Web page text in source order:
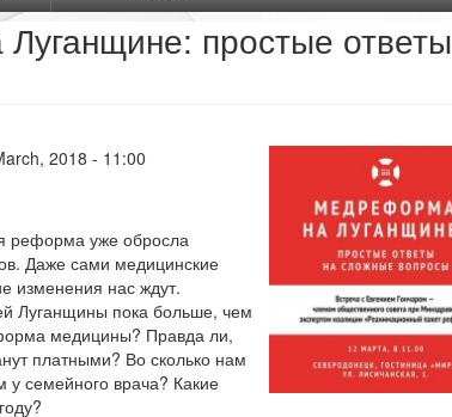
простые
2018 - 11:00
реформа уже обросла
Даже сами медицинские
изменения нас ждут.
Луганщины пока больше, чем
медицины? Правда ли,
платными? Во сколько нам
у семейного врача? Какие